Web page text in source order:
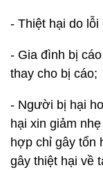
- Thiệt hại do
- Gia đình bị
thay cho bị cáo;
- Người bị hại
hại xin giảm
hợp chỉ gây tổn
gây thiệt hại về